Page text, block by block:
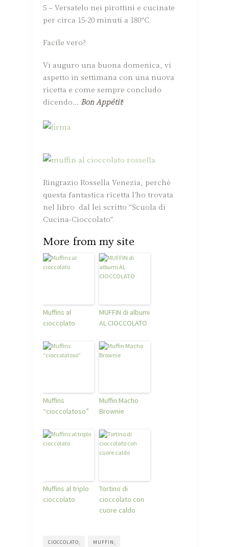
5 – Versatelo nei pirottini e cucinate
per circa 15-20 minuti a 180°C.
Facile vero?
Vi auguro una buona domenica, vi
aspetto in settimana con una nuova
ricetta e come sempre concludo
dicendo… Bon Appétit!
Ringrazio Rossella Venezia, perchè
questa fantastica ricetta l’ho trovata
nel libro dal lei scritto “Scuola di
Cucina-Cioccolato”.
More from my site
Muffins al
cioccolato
MUFFIN di albumi
AL CIOCCOLATO
Muffins
“cioccolatoso”
Muffin Macho
Brownie
Muffins al triplo
cioccolato
Tortino di
cioccolato con
cuore caldo
CIOCCOLATO; MUFFIN;